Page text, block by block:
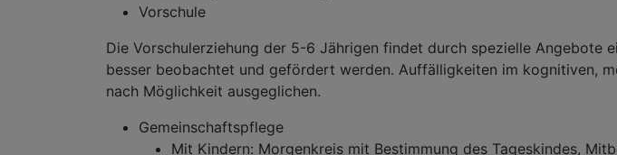
Vorschule
Die Vorschulerziehung der 5-6 Jährigen findet durch spezielle Angebote
besser beobachtet und gefördert werden. Auffälligkeiten im kognitiven,
nach Möglichkeit ausgeglichen.
Gemeinschaftspflege
Mit Kindern: Morgenkreis mit Bestimmung des Tageskindes,